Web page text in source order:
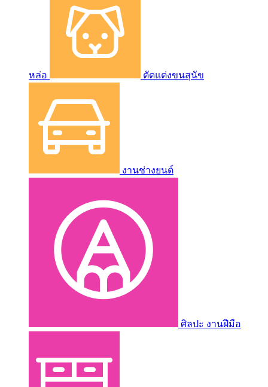
หล่อ ตัดแต่งขนสุนัข
งานช่างยนต์
ศิลปะ งานฝีมือ